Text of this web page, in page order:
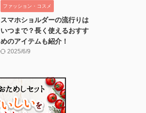
ファッション・コスメ
スマホショルダーの流行りは
いつまで？長く使えるおすす
めのアイテムも紹介！
2025/6/9